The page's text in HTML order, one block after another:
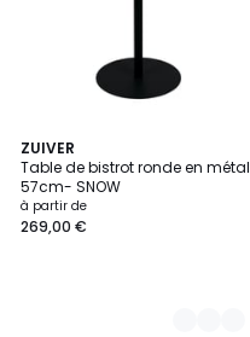
ZUIVER
Table de bistrot ronde en métal
57cm- SNOW
à partir de
269,00 €
3
Couleurs